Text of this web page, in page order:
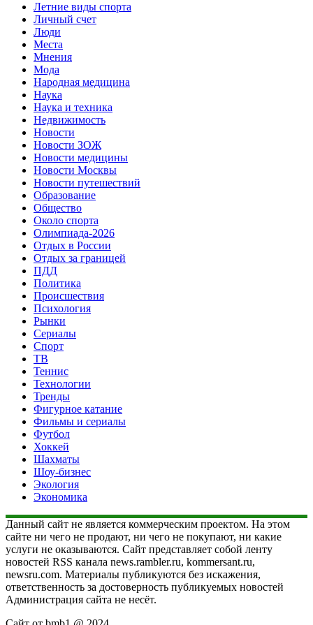
Летние виды спорта
Личный счет
Люди
Места
Мнения
Мода
Народная медицина
Наука
Наука и техника
Недвижимость
Новости
Новости ЗОЖ
Новости медицины
Новости Москвы
Новости путешествий
Образование
Общество
Около спорта
Олимпиада-2026
Отдых в России
Отдых за границей
ПДД
Политика
Происшествия
Психология
Рынки
Сериалы
Спорт
ТВ
Теннис
Технологии
Тренды
Фигурное катание
Фильмы и сериалы
Футбол
Хоккей
Шахматы
Шоу-бизнес
Экология
Экономика
Данный сайт не является коммерческим проектом. На этом
сайте ни чего не продают, ни чего не покупают, ни какие
услуги не оказываются. Сайт представляет собой ленту
новостей RSS канала news.rambler.ru, kommersant.ru,
newsru.com. Материалы публикуются без искажения,
ответственность за достоверность публикуемых новостей
Администрация сайта не несёт.